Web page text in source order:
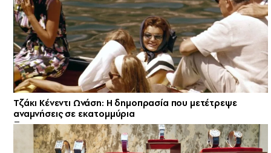
Τζάκι Κένεντι Ωνάση: Η δημοπρασία που μετέτρεψε
αναμνήσεις σε εκατομμύρια